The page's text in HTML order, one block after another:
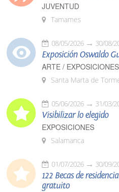
JUVENTUD
Tamames
08/05/2026 30/08/
Exposición Oswaldo
ARTE / EXPOSICIONES
Santa Marta de
05/06/2026 31/03/
Visibilizar lo elegido
EXPOSICIONES
Salamanca
01/07/2026 30/09/
122 Becas de
gratuito